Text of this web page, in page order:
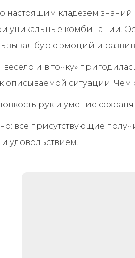
настоящим кладезем
уникальные комбинации.
бурю эмоций и
и в точку»
описываемой ситуации. Чем
рук и умение
все присутствующие
удовольствием.